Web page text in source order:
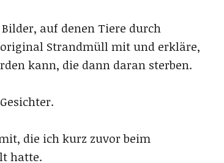
auf denen Tiere durch
Strandmüll mit und erkläre,
kann, die dann daran sterben.
die ich kurz zuvor beim
hatte.